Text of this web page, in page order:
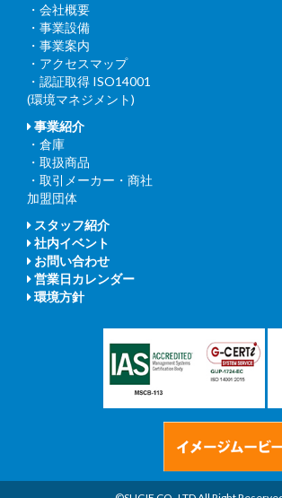
・会社概要
・事業設備
・事業案内
・アクセスマップ
・認証取得 ISO14001
(環境マネジメント)
事業紹介
・倉庫
・取扱商品
・取引メーカー・商社
加盟団体
スタッフ紹介
社内イベント
お問い合わせ
営業日カレンダー
環境方針